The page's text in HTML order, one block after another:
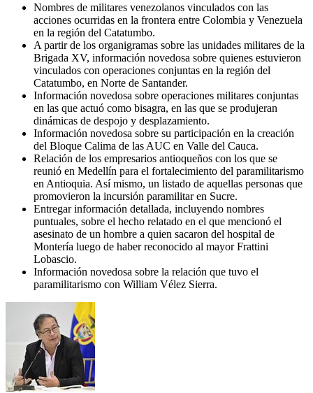
Nombres de militares venezolanos vinculados con las
acciones ocurridas en la frontera entre Colombia y Venezuela
en la región del Catatumbo.
A partir de los organigramas sobre las unidades militares de la
Brigada XV, información novedosa sobre quienes estuvieron
vinculados con operaciones conjuntas en la región del
Catatumbo, en Norte de Santander.
Información novedosa sobre operaciones militares conjuntas
en las que actuó como bisagra, en las que se produjeran
dinámicas de despojo y desplazamiento.
Información novedosa sobre su participación en la creación
del Bloque Calima de las AUC en Valle del Cauca.
Relación de los empresarios antioqueños con los que se
reunió en Medellín para el fortalecimiento del paramilitarismo
en Antioquia. Así mismo, un listado de aquellas personas que
promovieron la incursión paramilitar en Sucre.
Entregar información detallada, incluyendo nombres
puntuales, sobre el hecho relatado en el que mencionó el
asesinato de un hombre a quien sacaron del hospital de
Montería luego de haber reconocido al mayor Frattini
Lobascio.
Información novedosa sobre la relación que tuvo el
paramilitarismo con William Vélez Sierra.